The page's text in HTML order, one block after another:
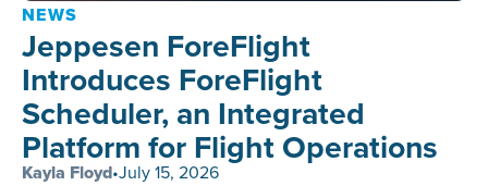
NEWS
Jeppesen ForeFlight
Introduces ForeFlight
Scheduler, an Integrated
Platform for Flight Operations
Kayla Floyd•July 15, 2026